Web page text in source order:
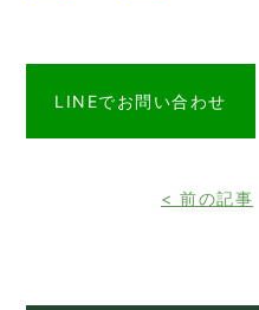
LINEでお問い合わせ
< 前の記事